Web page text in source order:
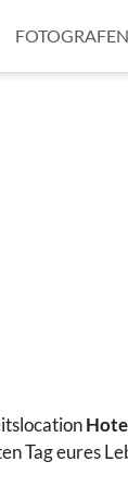
FOTOGRAFEN
Tag eures